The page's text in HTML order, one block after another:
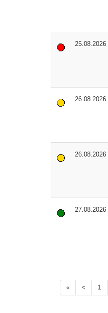
25.08.2026
26.08.2026
26.08.2026
27.08.2026
« < 1